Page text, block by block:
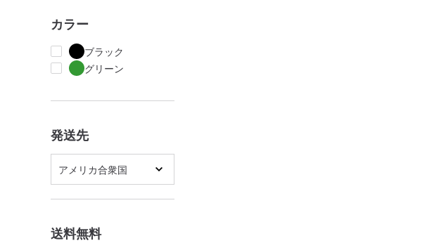
カラー
ブラック
グリーン
発送先
アメリカ合衆国
送料無料